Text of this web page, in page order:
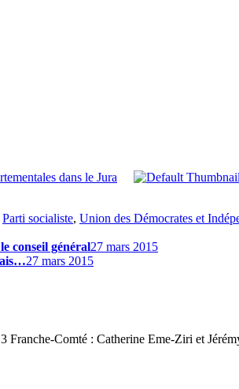
dans le Jura
Parti socialiste, Union des Démocrates et
conseil général27 mars 2015
27 mars 2015
Franche-Comté : Catherine Eme-Ziri et